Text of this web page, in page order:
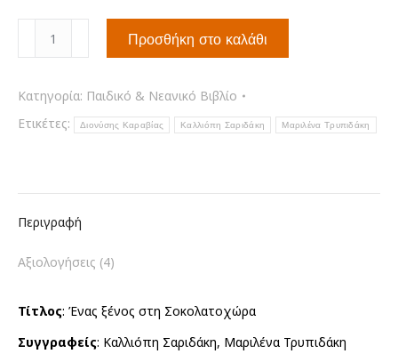
Σοκολατοχώρα
ποσότητα
Προσθήκη στο καλάθι
Κατηγορία: Παιδικό & Νεανικό Βιβλίο
Ετικέτες:
Διονύσης Καραβίας Καλλιόπη Σαριδάκη Μαριλένα Τρυπιδάκη
Περιγραφή
Αξιολογήσεις (4)
Τίτλος: Ένας ξένος στη Σοκολατοχώρα
Συγγραφείς: Καλλιόπη Σαριδάκη, Μαριλένα Τρυπιδάκη